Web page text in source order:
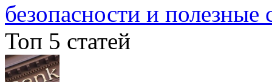
безопасности и полезные
Топ 5 статей